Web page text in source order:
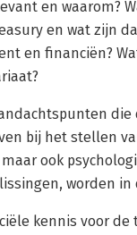
en waarom?
en wat zijn
en financiën?
bij het stellen
ook
worden in
kennis voor